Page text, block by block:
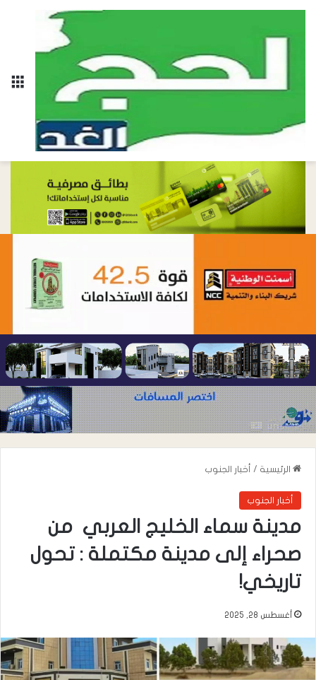
الرئيسية / أخبار الجنوب
أخبار الجنوب
مدينة سماء الخليج العربي من
صحراء إلى مدينة مكتملة : تحول
تاريخي!
أغسطس 28, 2025